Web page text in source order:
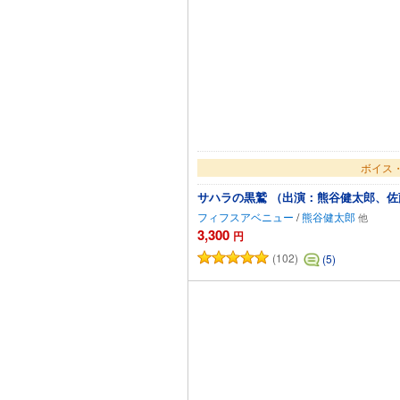
ボイス
サハラの黒鷲 （出演：熊谷健太郎、
フィフスアベニュー /熊谷健太郎
3,300 円
(102) (5)